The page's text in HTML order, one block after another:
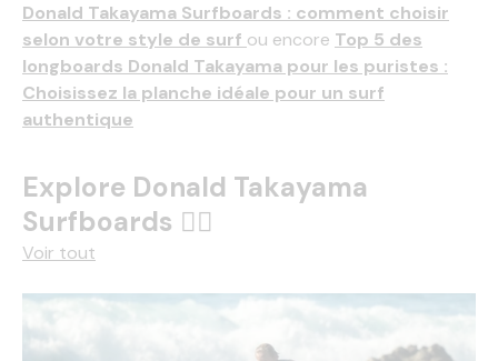
Donald Takayama Surfboards : comment choisir
selon votre style de surf ou encore Top 5 des
longboards Donald Takayama pour les puristes :
Choisissez la planche idéale pour un surf
authentique
Explore Donald Takayama
Surfboards 🏄‍♂️
Voir tout